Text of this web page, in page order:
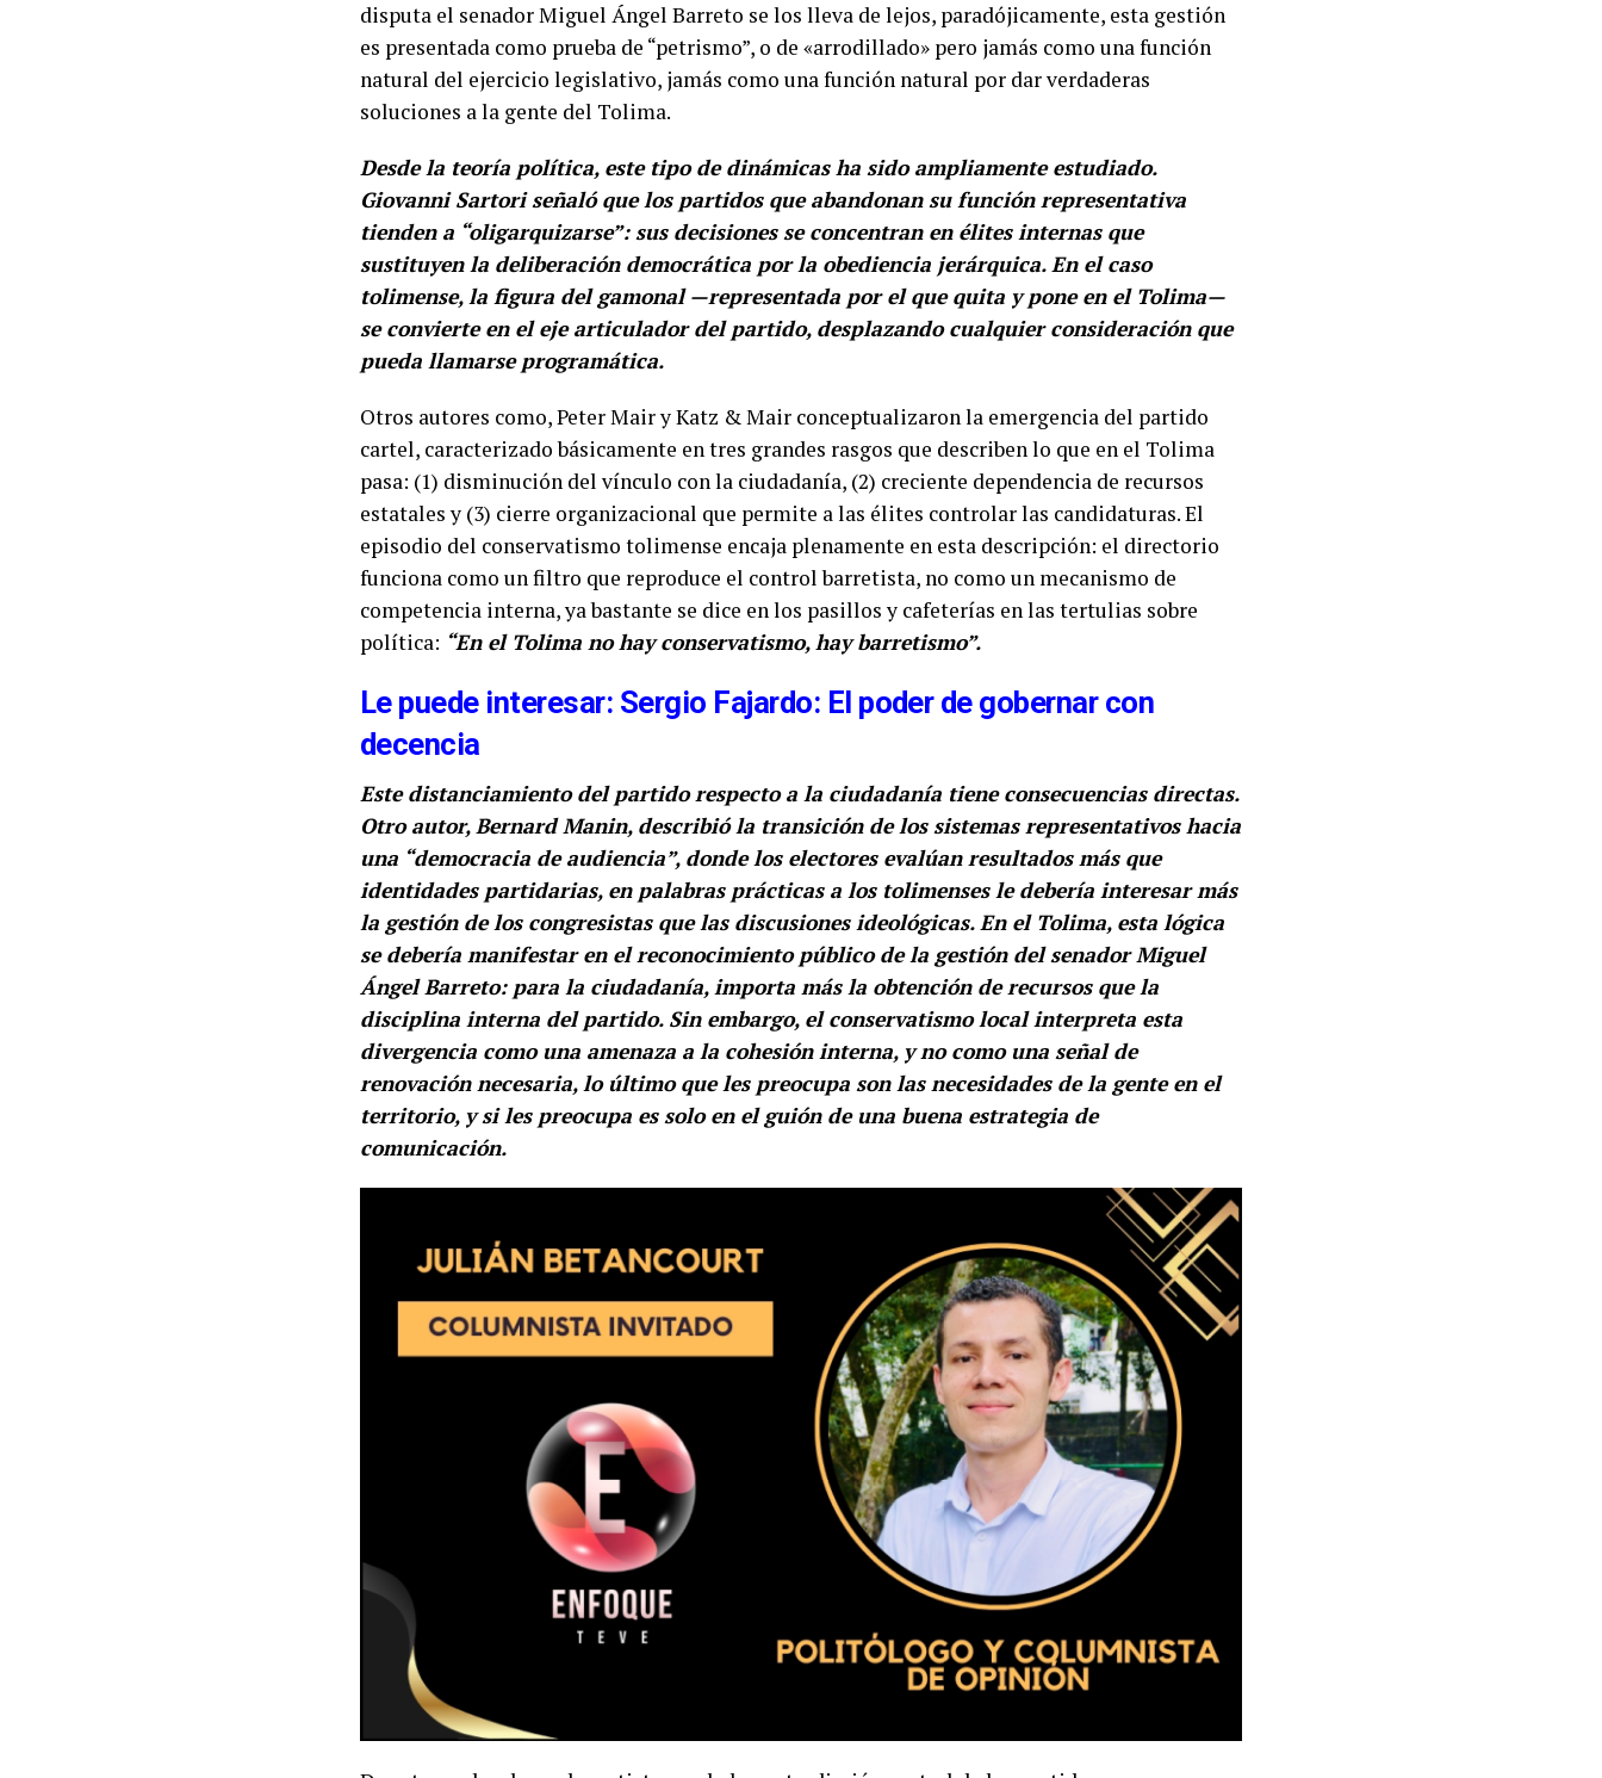
disputa el senador Miguel Ángel Barreto se los lleva de lejos, paradójicamente, esta gestión
es presentada como prueba de “petrismo”, o de «arrodillado» pero jamás como una función
natural del ejercicio legislativo, jamás como una función natural por dar verdaderas
soluciones a la gente del Tolima.
Desde la teoría política, este tipo de dinámicas ha sido ampliamente estudiado.
Giovanni Sartori señaló que los partidos que abandonan su función representativa
tienden a “oligarquizarse”: sus decisiones se concentran en élites internas que
sustituyen la deliberación democrática por la obediencia jerárquica. En el caso
tolimense, la figura del gamonal —representada por el que quita y pone en el Tolima—
se convierte en el eje articulador del partido, desplazando cualquier consideración que
pueda llamarse programática.
Otros autores como, Peter Mair y Katz & Mair conceptualizaron la emergencia del partido
cartel, caracterizado básicamente en tres grandes rasgos que describen lo que en el Tolima
pasa: (1) disminución del vínculo con la ciudadanía, (2) creciente dependencia de recursos
estatales y (3) cierre organizacional que permite a las élites controlar las candidaturas. El
episodio del conservatismo tolimense encaja plenamente en esta descripción: el directorio
funciona como un filtro que reproduce el control barretista, no como un mecanismo de
competencia interna, ya bastante se dice en los pasillos y cafeterías en las tertulias sobre
política: “En el Tolima no hay conservatismo, hay barretismo”.
Le puede interesar: Sergio Fajardo: El poder de gobernar con
decencia
Este distanciamiento del partido respecto a la ciudadanía tiene consecuencias directas.
Otro autor, Bernard Manin, describió la transición de los sistemas representativos hacia
una “democracia de audiencia”, donde los electores evalúan resultados más que
identidades partidarias, en palabras prácticas a los tolimenses le debería interesar más
la gestión de los congresistas que las discusiones ideológicas. En el Tolima, esta lógica
se debería manifestar en el reconocimiento público de la gestión del senador Miguel
Ángel Barreto: para la ciudadanía, importa más la obtención de recursos que la
disciplina interna del partido. Sin embargo, el conservatismo local interpreta esta
divergencia como una amenaza a la cohesión interna, y no como una señal de
renovación necesaria, lo último que les preocupa son las necesidades de la gente en el
territorio, y si les preocupa es solo en el guión de una buena estrategia de
comunicación.